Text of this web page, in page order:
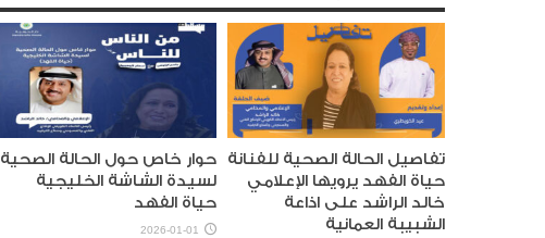
تفاصيل الحالة الصحية للفنانة
حياة الفهد يرويها الإعلامي
خالد الراشد على اذاعة
الشبيبة العمانية
حوار خاص حول الحالة الصحية
لسيدة الشاشة الخليجية
حياة الفهد
2026-01-01